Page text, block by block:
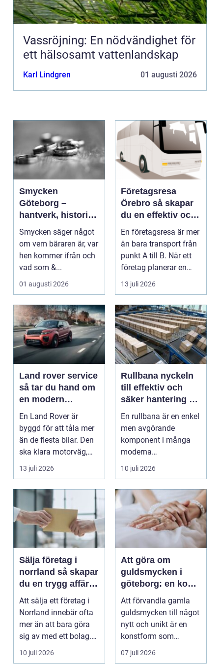
Vassröjning: En nödvändighet för
ett hälsosamt vattenlandskap
Karl Lindgren 01 augusti 2026
Smycken
Göteborg –
hantverk, historia
och personligt
uttryck
Smycken säger något
om vem bäraren är, var
hen kommer ifrån och
vad som &...
01 augusti 2026
Företagsresa
Örebro så skapar
du en effektiv och
minnesvärd resa
En företagsresa är mer
än bara transport från
punkt A till B. När ett
företag planerar en
resa för m...
13 juli 2026
Land rover service
så tar du hand om
en modern
klassiker
En Land Rover är
byggd för att tåla mer
än de flesta bilar. Den
ska klara motorväg,
stadstrafik, gru...
13 juli 2026
Rullbana nyckeln
till effektiv och
säker hantering av
gods
En rullbana är en enkel
men avgörande
komponent i många
moderna
verksamheter. Den
används för att fl...
10 juli 2026
Sälja företag i
norrland så skapar
du en trygg affär
från start till mål
Att sälja ett företag i
Norrland innebär ofta
mer än att bara göra
sig av med ett bolag.
För många ä...
10 juli 2026
Att göra om
guldsmycken i
göteborg: en konst
att förnya det
gamla
Att förvandla gamla
guldsmycken till något
nytt och unikt är en
konstform som
kombinerar
traditionel...
07 juli 2026